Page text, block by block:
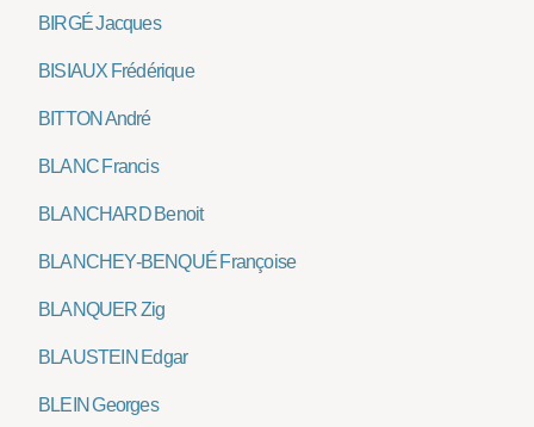
BIRGÉ Jacques
BISIAUX Frédérique
BITTON André
BLANC Francis
BLANCHARD Benoit
BLANCHEY-BENQUÉ Françoise
BLANQUER Zig
BLAUSTEIN Edgar
BLEIN Georges